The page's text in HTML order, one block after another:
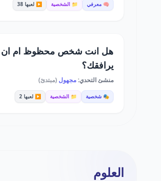
🧠 معرفي 📁 الشخصية ▶️ لعبها 38
هل انت شخص محظوظ ام ان
يرافقك؟
منشئ التحدي:مجهول (مبتدئ)
🎭 شخصية 📁 الشخصية ▶️ لعبها 2
العلوم